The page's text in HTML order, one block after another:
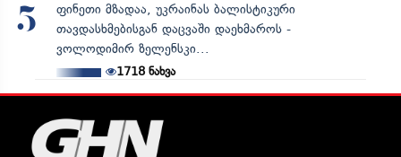
5
ფინეთი მზადაა, უკრაინას ბალისტიკური
თავდასხმებისგან დაცვაში დაეხმაროს -
ვოლოდიმირ ზელენსკი...
1718ნახვა